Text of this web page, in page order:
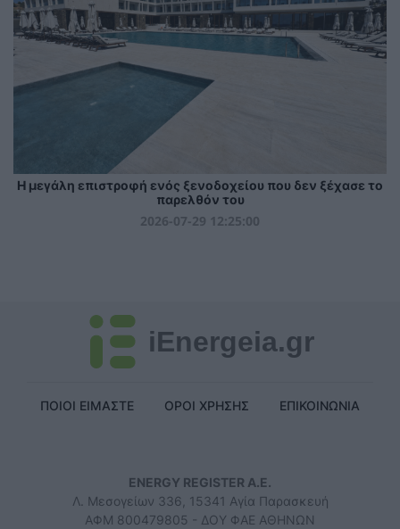
Η μεγάλη επιστροφή ενός ξενοδοχείου που δεν ξέχασε το
παρελθόν του
2026-07-29 12:25:00
iEnergeia.gr
ΠΟΙΟΙ ΕΙΜΑΣΤΕ ΟΡΟΙ ΧΡΗΣΗΣ ΕΠΙΚΟΙΝΩΝΙΑ
ENERGY REGISTER Α.Ε.
Λ. Μεσογείων 336, 15341 Αγία Παρασκευή
ΑΦΜ 800479805 - ΔΟΥ ΦΑΕ ΑΘΗΝΩΝ